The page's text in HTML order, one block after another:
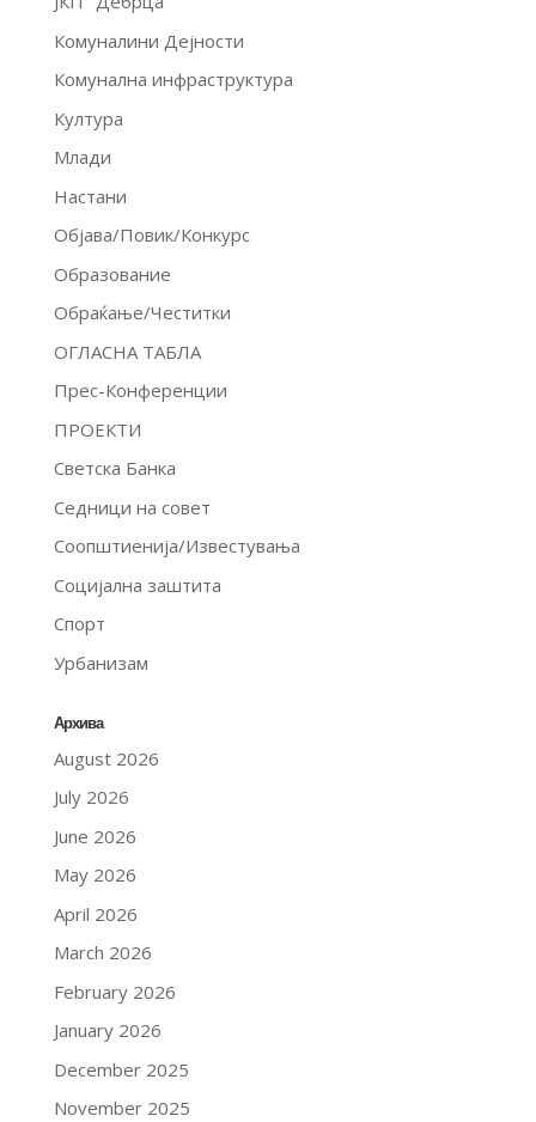
Комуналини Дејности
Комунална инфраструктура
Култура
Млади
Настани
Објава/Повик/Конкурс
Образование
Обраќање/Честитки
ОГЛАСНА ТАБЛА
Прес-Конференции
ПРОЕКТИ
Светска Банка
Седници на совет
Соопштиенија/Известувања
Социјална заштита
Спорт
Урбанизам
Архива
August 2026
July 2026
June 2026
May 2026
April 2026
March 2026
February 2026
January 2026
December 2025
November 2025